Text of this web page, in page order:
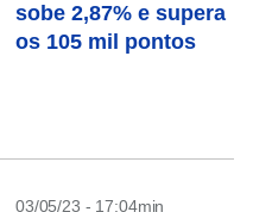
sobe 2,87% e supera
os 105 mil pontos
03/05/23 - 17:04min